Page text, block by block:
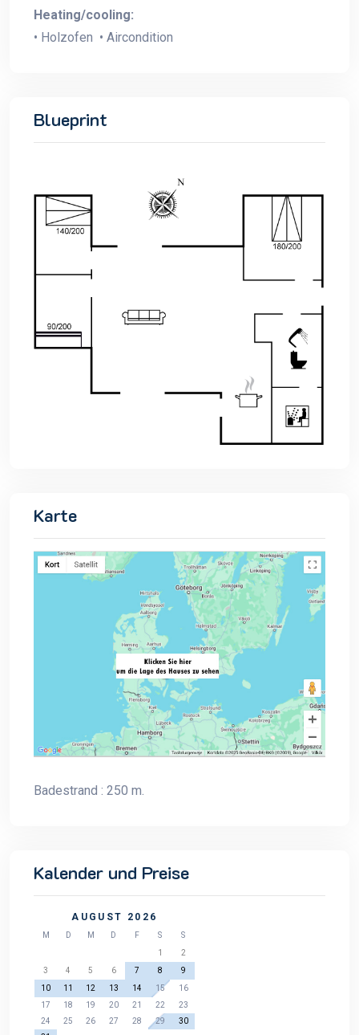
Heating/cooling:
• Holzofen • Aircondition
Blueprint
Karte
Badestrand : 250 m.
Kalender und Preise
AUGUST 2026
M D M D F S
S
1
2
3
4 5 6 7 8
9
10
11 12 13 14 15
16
17
18 19 20 21 22
23
24
25 26 27 28 29
30